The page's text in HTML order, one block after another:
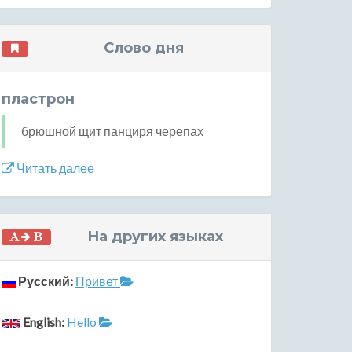
Слово дня
пластрон
брюшной щит панциря черепах
Читать далее
На других языках
Русский: Привет
English: Hello